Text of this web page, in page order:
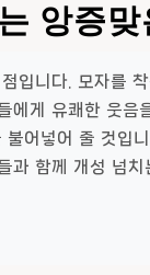
앙증맞
입니다. 모자를
게 유쾌한 웃음
어넣어 줄 것입
과 함께 개성 넘